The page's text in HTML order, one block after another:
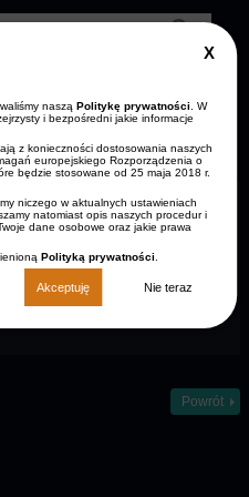
nasząPolitykę prywatności
. W
i bezpośredni jakie informacje
z konieczności dostosowania naszych
europejskiego Rozporządzenia o
będzie stosowane od 25 maja 2018 r.
niczego w aktualnych ustawieniach
natomiast opis naszych procedur i
dane osobowe oraz jakie prawa
Polityką prywatności
Akceptuję Nie teraz
Close
KONTAKT
czcionki
Powrót